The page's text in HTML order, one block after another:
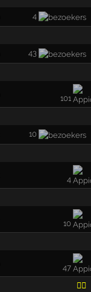
4
43
101
10
4
10
47
🏳️‍🌈